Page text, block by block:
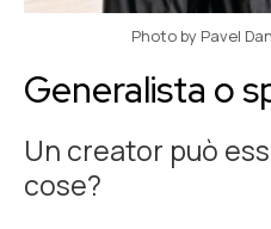
Photo by Pavel
Generalista o
Un creator può
cose?